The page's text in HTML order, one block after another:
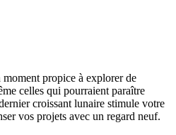
propice à explorer de
celles qui pourraient paraître
croissant lunaire stimule votre
vos projets avec un regard neuf.